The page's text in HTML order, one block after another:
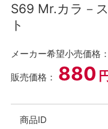
S69 Mr.カラ－
ト
メーカー希望小売価格：
販売価格： 880 円
商品ID